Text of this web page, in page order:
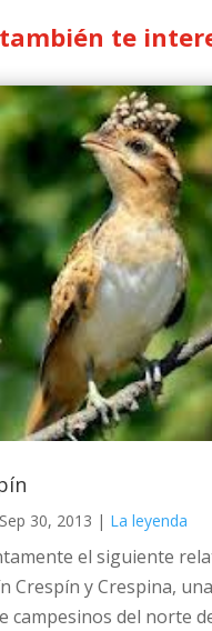
te
Sep 30, 2013 | La leyenda
el siguiente
Crespín y Crespina, una
campesinos del norte